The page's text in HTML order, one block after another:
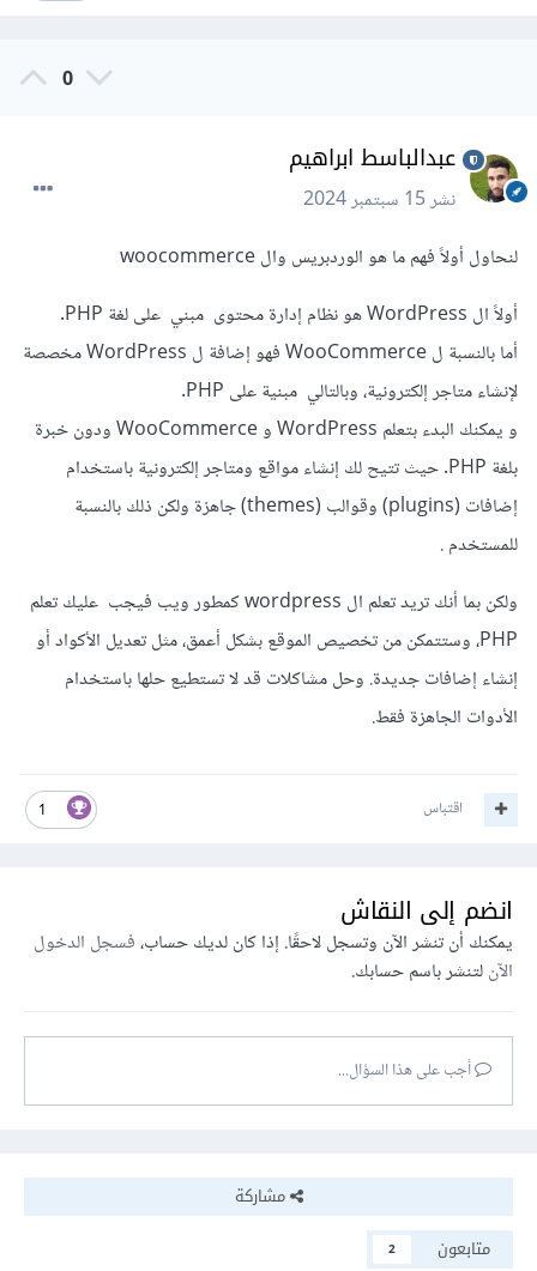
0
عبدالباسط ابراهيم
نشر15 سبتمبر 2024
لنحاول أولاً فهم ما هو الوردبريس وال woocommerce
أولاً ال WordPress هو نظام إدارة محتوى مبني على لغة PHP.
أما بالنسبة ل WooCommerce فهو إضافة ل WordPress مخصصة
لإنشاء متاجر إلكترونية، وبالتالي مبنية على PHP.
و يمكنك البدء بتعلم WordPress و WooCommerce ودون خبرة
بلغة PHP. حيث تتيح لك إنشاء مواقع ومتاجر إلكترونية باستخدام
إضافات (plugins) وقوالب (themes) جاهزة ولكن ذلك بالنسبة
للمستخدم .
ولكن بما أنك تريد تعلم ال wordpress كمطور ويب فيجب عليك تعلم
PHP، وستتمكن من تخصيص الموقع بشكل أعمق، مثل تعديل الأكواد أو
إنشاء إضافات جديدة. وحل مشاكلات قد لا تستطيع حلها باستخدام
الأدوات الجاهزة فقط.
1 اقتباس
انضم إلى النقاش
يمكنك أن تنشر الآن وتسجل لاحقًا. إذا كان لديك حساب،فسجل الدخول
الآنلتنشر باسم حسابك.
أجب على هذا السؤال...
مشاركة
متابعون
2